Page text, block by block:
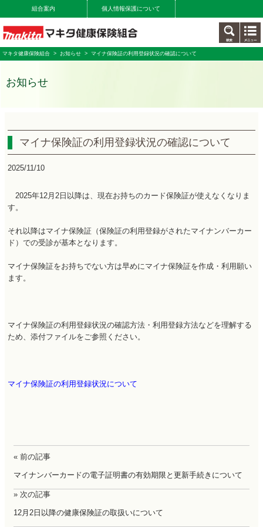
組合案内 個人情報保護について
マキタ健康保険組合 > お知らせ > マイナ保険証の利用登録状況の確認について
お知らせ
マイナ保険証の利用登録状況の確認について
2025/11/10
2025年12月2日以降は、現在お持ちのカード保険証が使えなくなりま
す。
それ以降はマイナ保険証（保険証の利用登録がされたマイナンバーカー
ド）での受診が基本となります。
マイナ保険証をお持ちでない方は早めにマイナ保険証を作成・利用願い
ます。
マイナ保険証の利用登録状況の確認方法・利用登録方法などを理解する
ため、添付ファイルをご参照ください。
マイナ保険証の利用登録状況について
« 前の記事
マイナンバーカードの電子証明書の有効期限と更新手続きについて
» 次の記事
12月2日以降の健康保険証の取扱いについて